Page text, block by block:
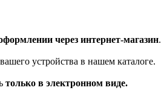
через интернет-магазин.
устройства в нашем каталоге.
только в электронном виде.